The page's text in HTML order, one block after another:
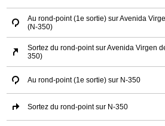
Au rond-point (1e sortie) sur Avenida
(N-350)
Sortez du rond-point sur Avenida Virgen
350)
Au rond-point (1e sortie) sur N-350
Sortez du rond-point sur N-350